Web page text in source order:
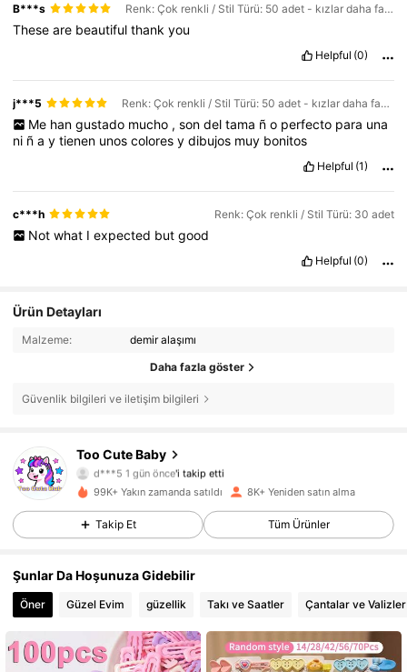
B***s Renk: Çok renkli / Stil Türü: 50 adet - kızlar daha fazlasını istiyor
Theseare beautifulthankyou
Helpful (0)
j***5 Renk: Çok renkli / Stil Türü: 50 adet - kızlar daha fazlasını istiyor
Me han gustado mucho , son del tama ñ o perfecto para una
ni ñaytienen unoscoloresydibujos muy bonitos
Helpful (1)
c***h Renk: Çok renkli / Stil Türü: 30 adet
Not what I expected but good
Helpful (0)
Ürün Detayları
Malzeme: demir alaşımı
Daha fazla göster
Güvenlik bilgileri ve iletişim bilgileri
Too Cute Baby
4,74
2.2K Takipçiler
d***5 1 gün önce'i takip etti
4,74
2.2K Takipçiler
4,74 2.2K Takipçiler
4,74 2.2K Takipçiler
4,74 2.2K Takipçiler
2.2K Takipçiler
99K+ Yakın zamanda satıldı 8K+ Yeniden satın alma
Takip Et Tüm Ürünler
Şunlar Da Hoşunuza Gidebilir
Öner Güzel Evim güzellik Takı ve Saatler Çantalar ve Valizler